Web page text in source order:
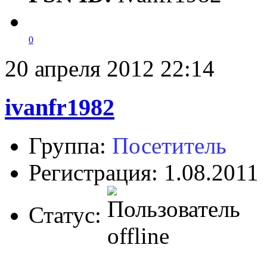
0
20 апреля 2012 22:14
ivanfr1982
Группа: Посетитель
Регистрация: 1.08.2011
Статус: